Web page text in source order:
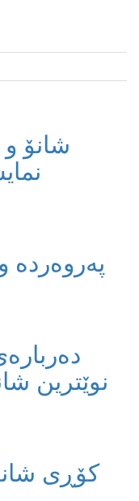
شانۆ
پەروەردە
نوێترین
کۆڕی